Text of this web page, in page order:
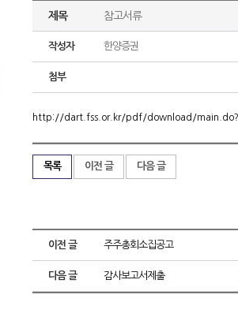
제목 참고서류
작성자 한양증권
첨부
http://dart.fss.or.kr/pdf/download/
목록 이전 글 다음 글
이전 글 주주총회소집공고
다음 글 감사보고서제출